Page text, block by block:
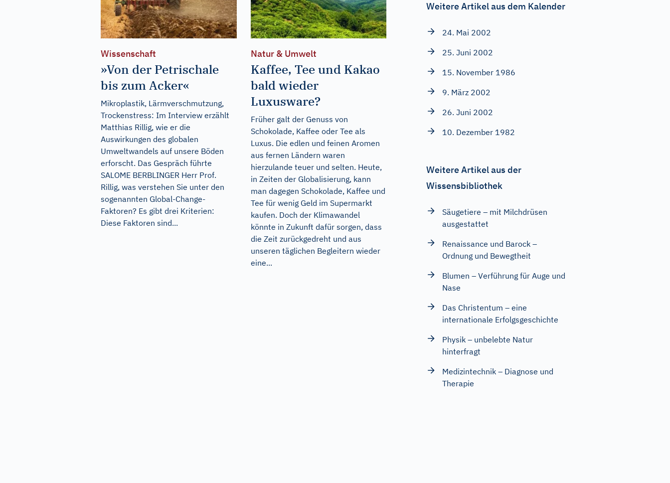
Wissenschaft
»Von der Petrischale
bis zum Acker«
Mikroplastik, Lärmverschmutzung,
Trockenstress: Im Interview erzählt
Matthias Rillig, wie er die
Auswirkungen des globalen
Umweltwandels auf unsere Böden
erforscht. Das Gespräch führte
SALOME BERBLINGER Herr Prof.
Rillig, was verstehen Sie unter den
sogenannten Global-Change-
Faktoren? Es gibt drei Kriterien:
Diese Faktoren sind...
Natur & Umwelt
Kaffee, Tee und Kakao
bald wieder
Luxusware?
Früher galt der Genuss von
Schokolade, Kaffee oder Tee als
Luxus. Die edlen und feinen Aromen
aus fernen Ländern waren
hierzulande teuer und selten. Heute,
in Zeiten der Globalisierung, kann
man dagegen Schokolade, Kaffee und
Tee für wenig Geld im Supermarkt
kaufen. Doch der Klimawandel
könnte in Zukunft dafür sorgen, dass
die Zeit zurückgedreht und aus
unseren täglichen Begleitern wieder
eine...
Weitere Artikel aus dem Kalender
24. Mai 2002
25. Juni 2002
15. November 1986
9. März 2002
26. Juni 2002
10. Dezember 1982
Weitere Artikel aus der
Wissensbibliothek
Säugetiere – mit Milchdrüsen
ausgestattet
Renaissance und Barock –
Ordnung und Bewegtheit
Blumen – Verführung für Auge und
Nase
Das Christentum – eine
internationale Erfolgsgeschichte
Physik – unbelebte Natur
hinterfragt
Medizintechnik – Diagnose und
Therapie